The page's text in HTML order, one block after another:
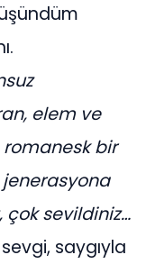
elem ve
bir
çok sevildiniz…
saygıyla